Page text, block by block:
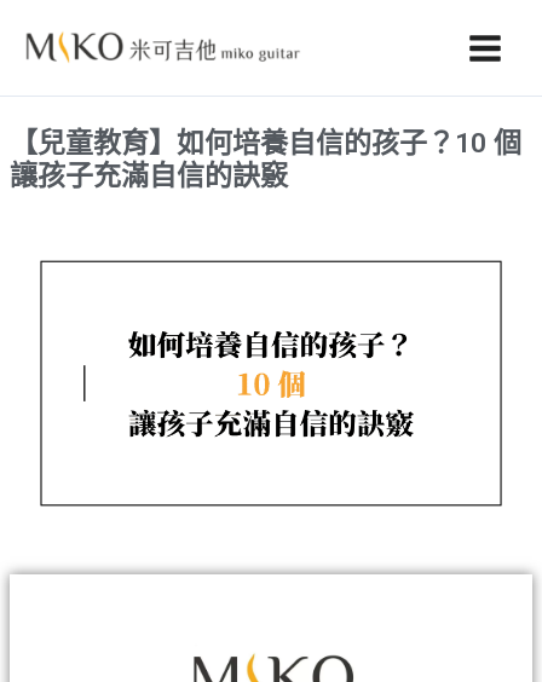
容
【兒童教育】如何培養自信的孩子？10 個
讓孩子充滿自信的訣竅